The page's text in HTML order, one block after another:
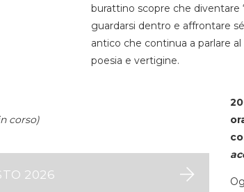
burattino scopre che diventare
guardarsi dentro e affrontare
antico che continua a parlare
poesia e vertigine.
corso)
2026